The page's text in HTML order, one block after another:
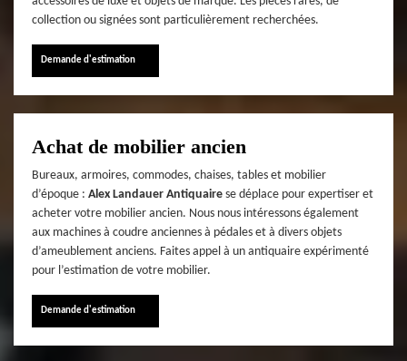
collection ou signées sont particulièrement recherchées.
Demande d'estimation
Achat de mobilier ancien
Bureaux, armoires, commodes, chaises, tables et mobilier
d’époque : Alex Landauer Antiquaire se déplace pour expertiser et
acheter votre mobilier ancien. Nous nous intéressons également
aux machines à coudre anciennes à pédales et à divers objets
d’ameublement anciens. Faites appel à un antiquaire expérimenté
pour l’estimation de votre mobilier.
Demande d'estimation